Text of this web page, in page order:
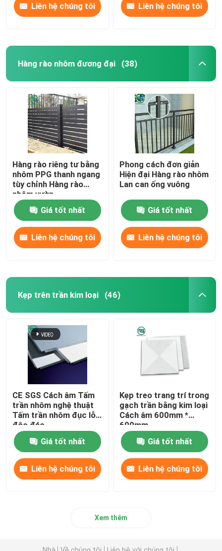
Liên hệ chúng tôi Liên hệ chúng tôi
Hàng rào nhôm đương đại (38)
Hàng rào riêng tư bằng
nhôm PPG thanh ngang
tùy chỉnh Hàng rào
nhôm vườn
Giá tốt nhất
Liên hệ chúng tôi
Phong cách đơn giản
Hiện đại Hàng rào nhôm
Lan can ống vuông
Giá tốt nhất
Liên hệ chúng tôi
Kẹp trên trần kim loại (46)
CE SGS Cách âm Tấm
trần nhôm nghệ thuật
Tấm trần nhôm đục lỗ
độc đáo
Giá tốt nhất
Liên hệ chúng tôi
Kẹp treo trang trí trong
gạch trần bằng kim loại
Cách âm 600mm *
600mm
Giá tốt nhất
Liên hệ chúng tôi
Xem thêm